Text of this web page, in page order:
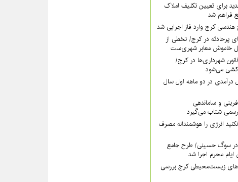
برای تعیین تکلیف املاک
فراهم شد
کرج وارد فاز اجرایی شد
پرحادثه در کرج/ تخطی از
خاموش معابر شهری‌ست
ماده ۱۱۰ قانون شهرداری‌ها در کرج/
می‌شود
درآمدی در دو ماهه اول سال
و ساماندهی
شتاب می‌گیرد
انرژی را هوشمندانه مصرف
در سوگ حسینی/ طرح جامع
محرم اجرا شد
زیست‌محیطی کرج بررسی